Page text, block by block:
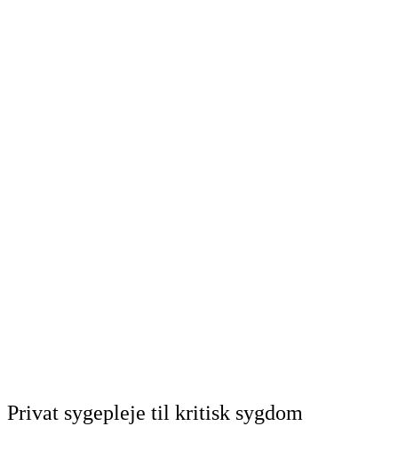
Privat sygepleje til kritisk sygdom